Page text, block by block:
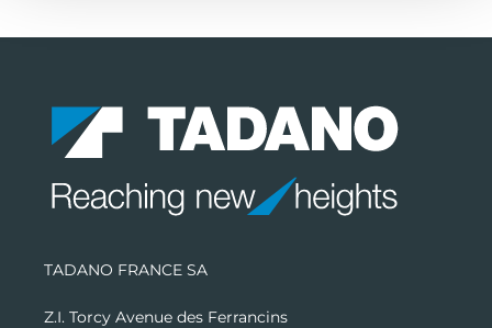
TADANO FRANCE SA
Z.I. Torcy Avenue des Ferrancins